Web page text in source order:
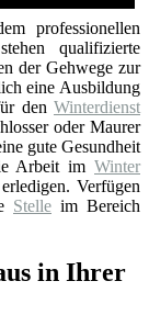
professionellen
qualifizierte
der Gehwege zur
eine Ausbildung
den Winterdienst
oder Maurer
gute Gesundheit
Arbeit im Winter
Verfügen
Stelle im Bereich
in Ihrer